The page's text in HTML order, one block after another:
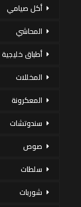
أكل صيامي
المحاشي
أطباق خليجية
المخللات
المعكرونة
سندوتشات
صوص
سلطات
شوربات